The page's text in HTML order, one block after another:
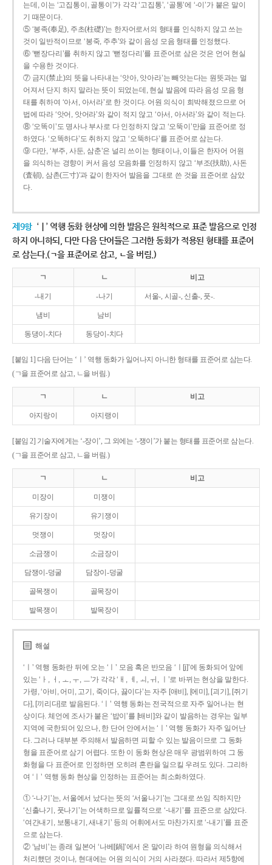
는데, 이는 ‘고집통이, 골통이’가 각각 ‘고집통’, ‘골통’에 ‘-이’가 붙은 말이
기 때문이다.
⑤ ‘봉족(奉足), 주초(柱礎)’는 한자어로서의 형태를 인식하지 않고 쓰는
것이 일반적이므로 ‘봉죽, 주추’와 같이 음성 모음 형태를 인정했다.
⑥ ‘뻗장다리’를 취하지 않고 ‘뻗정다리’를 표준어로 삼은 것은 언어 현실
을 수용한 것이다.
⑦ 금지(禁止)의 뜻을 나타내는 ‘앗아, 앗아라’는 빼앗는다는 원뜻과는 멀
어져서 단지 하지 말라는 뜻이 되었는데, 현실 발음에 따라 음성 모음 형
태를 취하여 ‘아서, 아서라’로 한 것이다. 어원 의식이 희박해졌으므로 어
법에 따라 ‘앗어, 앗어라’와 같이 적지 않고 ‘아서, 아서라’와 같이 적는다.
⑧ ‘오똑이’도 명사나 부사로 다 인정하지 않고 ‘오뚝이’만을 표준어로 정
하였다. ‘오똑하다’도 취하지 않고 ‘오뚝하다’를 표준어로 삼는다.
⑨ 다만, ‘부주, 사둔, 삼춘’은 널리 쓰이는 형태이나, 이들은 한자어 어원
을 의식하는 경향이 커서 음성 모음화를 인정하지 않고 ‘부조(扶助), 사돈
(査頓), 삼촌(三寸)’과 같이 한자어 발음을 그대로 쓴 것을 표준어로 삼았
다.
제9항 ‘ㅣ’ 역행 동화 현상에 의한 발음은 원칙적으로 표준 발음으로 인정
하지 아니하되, 다만 다음 단어들은 그러한 동화가 적용된 형태를 표준어
로 삼는다.(ㄱ을 표준어로 삼고, ㄴ을 버림.)
ㄱ ㄴ 비고
-내기 -나기 서울-, 시골-, 신출-, 풋-.
냄비 남비
동댕이-치다 동당이-치다
[붙임 1] 다음 단어는 ‘ㅣ’ 역행 동화가 일어나지 아니한 형태를 표준어로 삼는다.
(ㄱ을 표준어로 삼고, ㄴ을 버림.)
ㄱ ㄴ 비고
아지랑이 아지랭이
[붙임 2] 기술자에게는 ‘-장이’, 그 외에는 ‘-쟁이’가 붙는 형태를 표준어로 삼는다.
(ㄱ을 표준어로 삼고, ㄴ을 버림.)
ㄱ ㄴ 비고
미장이 미쟁이
유기장이 유기쟁이
멋쟁이 멋장이
소금쟁이 소금장이
담쟁이-덩굴 담장이-덩굴
골목쟁이 골목장이
발목쟁이 발목장이
해설
‘ㅣ’ 역행 동화란 뒤에 오는 ‘ㅣ’ 모음 혹은 반모음 ‘ㅣ[j]’에 동화되어 앞에
있는 ‘ㅏ, ㅓ, ㅗ, ㅜ, ㅡ’가 각각 ‘ㅐ, ㅔ, ㅚ, ㅟ, ㅣ’로 바뀌는 현상을 말한다.
가령, ‘아비, 어미, 고기, 죽이다, 끓이다’는 자주 [애비], [에미], [괴기], [쥐기
다], [끼리다]로 발음된다. ‘ㅣ’ 역행 동화는 전국적으로 자주 일어나는 현
상이다. 체언에 조사가 붙은 ‘밥이’를 [배비]와 같이 발음하는 경우는 일부
지역에 국한되어 있으나, 한 단어 안에서는 ‘ㅣ’ 역행 동화가 자주 일어난
다. 그러나 대부분 주의해서 발음하면 피할 수 있는 발음이므로 그 동화
형을 표준어로 삼기 어렵다. 또한 이 동화 현상은 매우 광범위하여 그 동
화형을 다 표준어로 인정하면 오히려 혼란을 일으킬 우려도 있다. 그리하
여 ‘ㅣ’ 역행 동화 현상을 인정하는 표준어는 최소화하였다.
① ‘-나기’는, 서울에서 났다는 뜻의 ‘서울나기’는 그대로 쓰임 직하지만
‘신출나기, 풋나기’는 어색하므로 일률적으로 ‘-내기’를 표준으로 삼았다.
‘여간내기, 보통내기, 새내기’ 등의 어휘에서도 마찬가지로 ‘-내기’를 표준
으로 삼는다.
② ‘남비’는 종래 일본어 ‘나베[鍋]’에서 온 말이라 하여 원형을 의식해서
처리했던 것이나, 현대에는 어원 의식이 거의 사라졌다. 따라서 제5항에